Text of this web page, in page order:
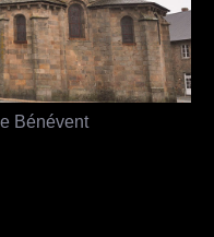
Bénévent